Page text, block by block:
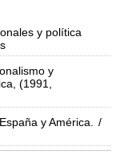
y política
y
(1991,
y América.
/